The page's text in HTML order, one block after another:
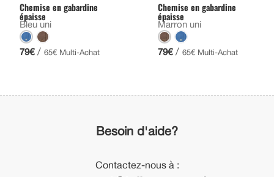
Chemise en gabardine
épaisse
Bleu uni
79€ / 65€ Multi-Achat
Chemise en gabardine
épaisse
Marron uni
79€ / 65€ Multi-Achat
Besoin d'aide?
Contactez-nous à :